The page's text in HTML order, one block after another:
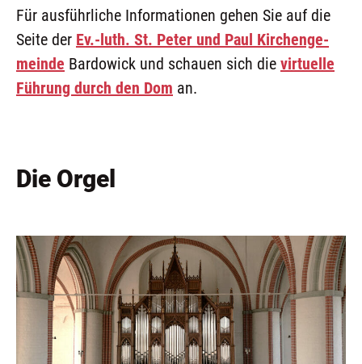
Für aus­führ­li­che Infor­ma­tio­nen gehen Sie auf die
Sei­te der Ev.-luth. St. Peter und Paul Kir­chen­ge­
mein­de Bar­do­wick und schau­en sich die vir­tu­el­le
Füh­rung durch den Dom an.
Die Orgel